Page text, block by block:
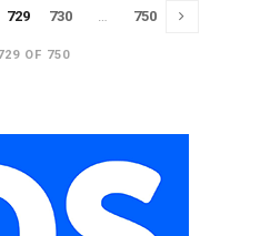
OF 750
729 730 … 750